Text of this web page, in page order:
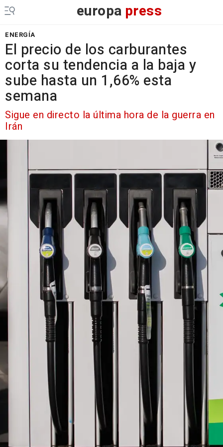
europa press
ENERGÍA
El precio de los carburantes
corta su tendencia a la baja y
sube hasta un 1,66% esta
semana
Sigue en directo la última hora de la guerra en
Irán